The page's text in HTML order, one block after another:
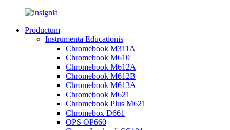
Productum
Instrumenta Educationis
Chromebook M311A
Chromebook M610
Chromebook M612A
Chromebook M612B
Chromebook M613A
Chromebook M621
Chromebook Plus M621
Chromebox D661
OPS OP660